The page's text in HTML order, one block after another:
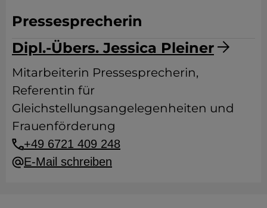
Dipl.-Übers. Jessica Pleiner
Pressesprecherin
Mitarbeiterin Pressesprecherin,
Referentin für
Gleichstellungsangelegenheiten und
Frauenförderung
+49 6721 409 248
E-Mail schreiben